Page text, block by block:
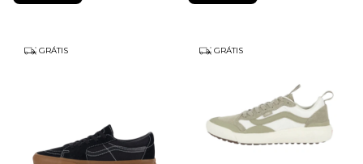
GRÁTIS GRÁTIS